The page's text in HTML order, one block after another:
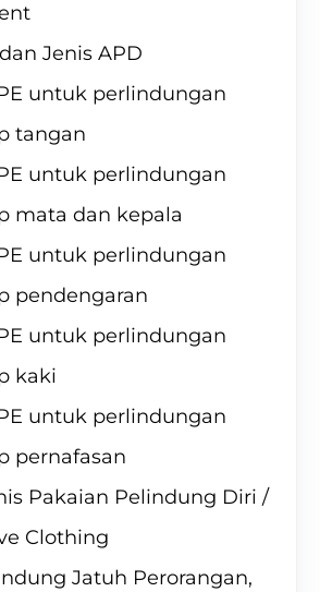
Jenis APD
untuk perlindungan
tangan
untuk perlindungan
mata dan kepala
untuk perlindungan
pendengaran
untuk perlindungan
kaki
untuk perlindungan
pernafasan
Pakaian Pelindung Diri /
Clothing
Jatuh Perorangan,